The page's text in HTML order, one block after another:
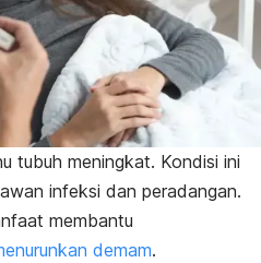
tubuh meningkat. Kondisi ini
infeksi dan peradangan.
membantu
demam.